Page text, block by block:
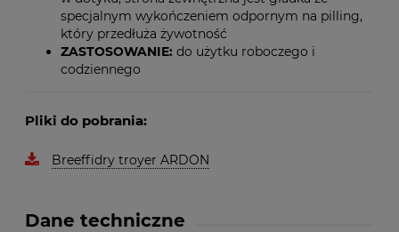
specjalnym wykończeniem odpornym na pilling,
który przedłuża żywotność
ZASTOSOWANIE: do użytku roboczego i
codziennego
Pliki do pobrania:
Breeffidry troyer ARDON
Dane techniczne